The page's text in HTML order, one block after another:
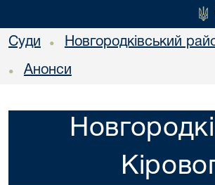
Суди • Новгородківський
• Анонси